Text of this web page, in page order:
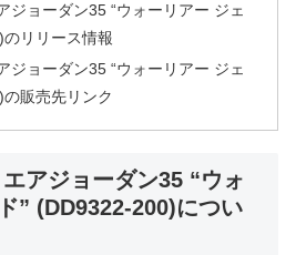
ジョーダン35 “ウォーリアー ジェ
リリース情報
ジョーダン35 “ウォーリアー ジェ
販売先リンク
アジョーダン35 “ウォ
” (DD9322-200)につい